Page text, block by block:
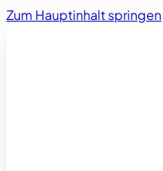
Zum Hauptinhalt springen